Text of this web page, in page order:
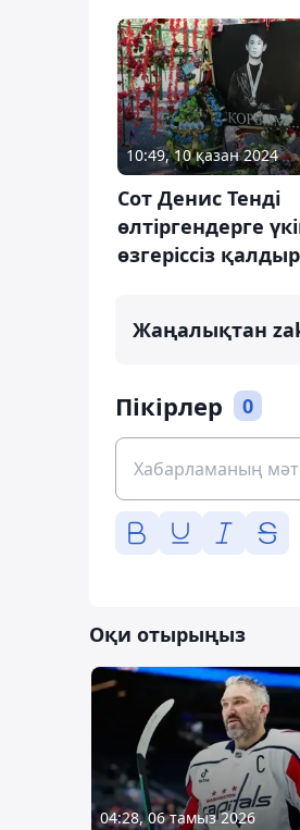
10:49, 10 қазан 2024
Сот Денис Тенді
өлтіргендерге
өзгеріссіз
Жаңалықтан
Пікірлер 0
Оқи отырыңыз
04:28, 06 тамыз 2026